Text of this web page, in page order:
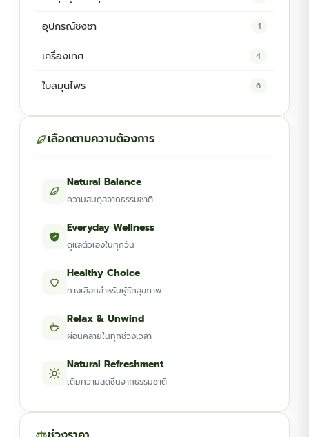
อุปกรณ์ชงชา 1
เครื่องเทศ 4
ใบสมุนไพร 6
เลือกตามความต้องการ
Natural Balance
ความสมดุลจากธรรมชาติ
Everyday Wellness
ดูแลตัวเองในทุกวัน
Healthy Choice
ทางเลือกสำหรับผู้รักสุขภาพ
Relax & Unwind
ผ่อนคลายในทุกช่วงเวลา
Natural Refreshment
เติมความสดชื่นจากธรรมชาติ